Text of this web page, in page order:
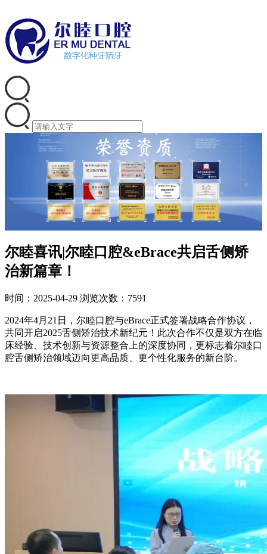
尔睦喜讯|尔睦口腔&eBrace共启舌侧矫
治新篇章！
时间：2025-04-29 浏览次数：7591
2024年4月21日，尔睦口腔与eBrace正式签署战略合作协议，
共同开启2025舌侧矫治技术新纪元！此次合作不仅是双方在临
床经验、技术创新与资源整合上的深度协同，更标志着尔睦口
腔舌侧矫治领域迈向更高品质、更个性化服务的新台阶。